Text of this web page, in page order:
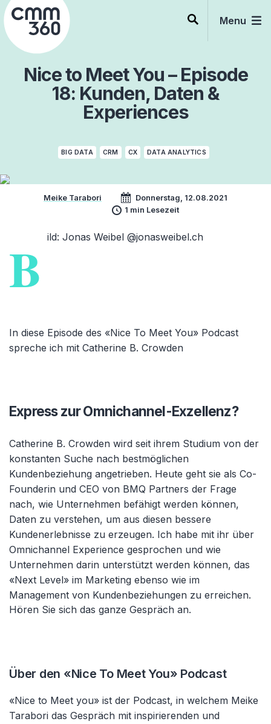
Skip
to
content
Menu
Nice to Meet You – Episode
18: Kunden, Daten &
Experiences
BIG DATA CRM CX DATA ANALYTICS
Meike Tarabori
Donnerstag, 12.08.2021
1 min Lesezeit
B ild: Jonas Weibel @jonasweibel.ch
In diese Episode des «Nice To Meet You» Podcast
spreche ich mit Catherine B. Crowden
Express zur Omnichannel-Exzellenz?
Catherine B. Crowden wird seit ihrem Studium von der
konstanten Suche nach bestmöglichen
Kundenbeziehung angetrieben. Heute geht sie als Co-
Founderin und CEO von BMQ Partners der Frage
nach, wie Unternehmen befähigt werden können,
Daten zu verstehen, um aus diesen bessere
Kundenerlebnisse zu erzeugen. Ich habe mit ihr über
Omnichannel Experience gesprochen und wie
Unternehmen darin unterstützt werden können, das
«Next Level» im Marketing ebenso wie im
Management von Kundenbeziehungen zu erreichen.
Hören Sie sich das ganze Gespräch an.
Über den «Nice To Meet You» Podcast
«Nice to Meet you» ist der Podcast, in welchem Meike
Tarabori das Gespräch mit inspirierenden und